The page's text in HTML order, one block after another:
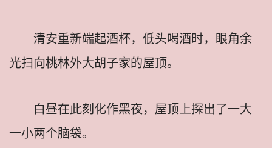
清安重新端起酒杯，低头喝酒时，眼角余
光扫向桃林外大胡子家的屋顶。
白昼在此刻化作黑夜，屋顶上探出了一大
一小两个脑袋。